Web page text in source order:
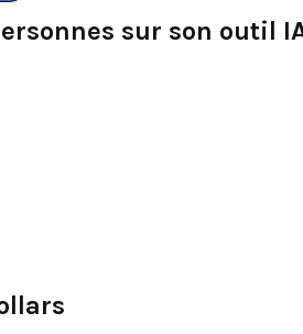
sur son outil